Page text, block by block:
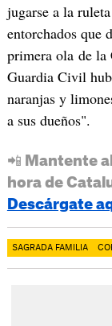
jugarse a la
entorchados que
primera ola de la
Guardia Civil
naranjas y
a sus dueños".
📲 Mantente
hora de
Descárgate
SAGRADA FAMILIA